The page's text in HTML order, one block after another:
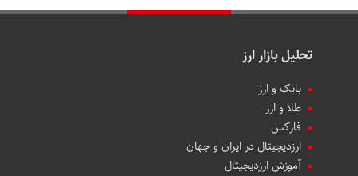
تحلیل بازار ارز
بانک و ارز
طلا و ارز
فارکس
ارزدیجیتال در ایران و جهان
آموزش ارزدیجیتال